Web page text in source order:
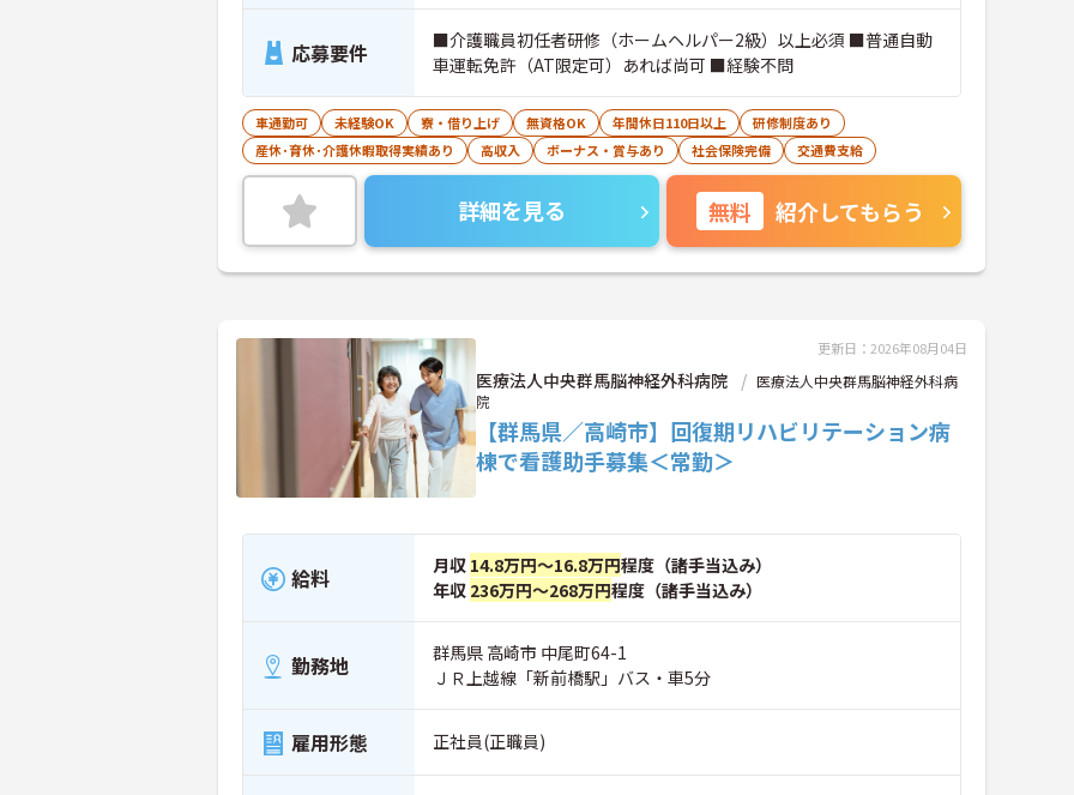
応募要件
■介護職員初任者研修（ホームヘルパー2級）以上必須 ■普通自動
車運転免許（AT限定可）あれば尚可 ■経験不問
車通勤可 未経験OK 寮・借り上げ 無資格OK 年間休日110日以上
研修制度あり
産休･育休･介護休暇取得実績あり
高収入 ボーナス・賞与あり 社会保険完備 交通費支給
詳細を見る 無料 紹介してもらう
更新日：2026年08月04日
医療法人中央群馬脳神経外科病院
医療法人中央群馬脳神経外科病
院
【群馬県／高崎市】回復期リハビリテーション病
棟で看護助手募集＜常勤＞
給料 月収 14.8万円～16.8万円程度（諸手当込み）
年収 236万円～268万円程度（諸手当込み）
勤務地
群馬県 高崎市 中尾町64-1
ＪＲ上越線「新前橋駅」バス・車5分
雇用形態 正社員(正職員)